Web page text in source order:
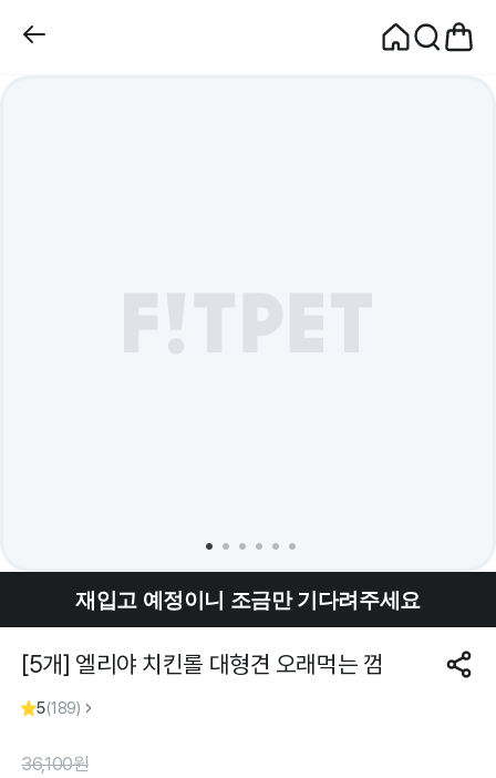
재입고 예정이니 조금만 기다려주세요
[5개] 엘리야 치킨롤 대형견 오래먹는 껌
5(189)
36,100원